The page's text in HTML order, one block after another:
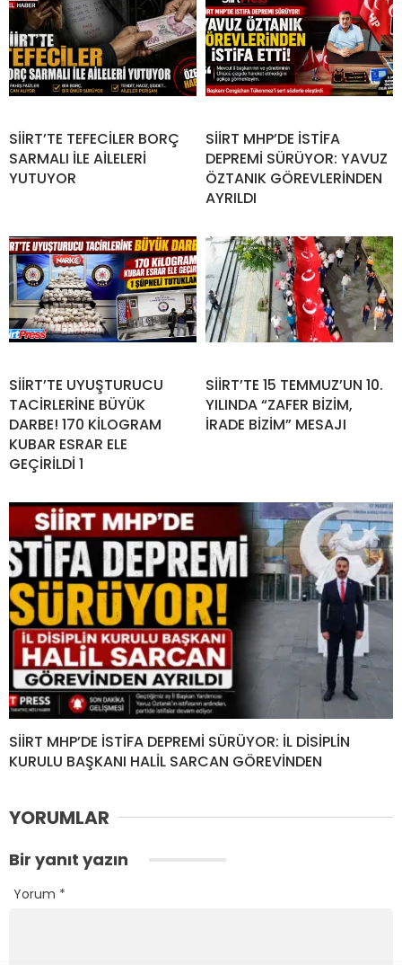
SİİRT’TE TEFECİLER BORÇ
SARMALI İLE AİLELERİ
YUTUYOR
SİİRT MHP’DE İSTİFA
DEPREMİ SÜRÜYOR: YAVUZ
ÖZTANIK GÖREVLERİNDEN
AYRILDI
SİİRT’TE UYUŞTURUCU
TACİRLERİNE BÜYÜK
DARBE! 170 KİLOGRAM
KUBAR ESRAR ELE
GEÇİRİLDİ 1
SİİRT’TE 15 TEMMUZ’UN 10.
YILINDA “ZAFER BİZİM,
İRADE BİZİM” MESAJI
SİİRT MHP’DE İSTİFA DEPREMİ SÜRÜYOR: İL DİSİPLİN
KURULU BAŞKANI HALİL SARCAN GÖREVİNDEN
YORUMLAR
Bir yanıt yazın
Yorum *